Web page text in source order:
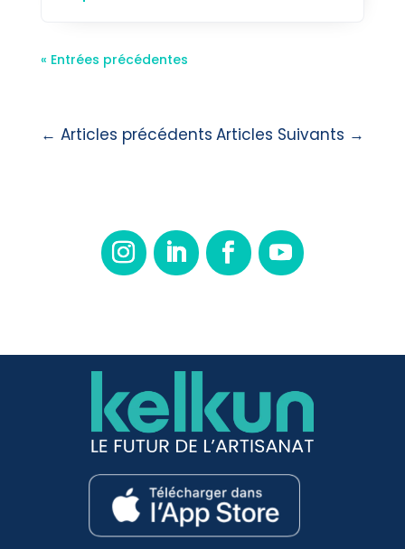
« Entrées précédentes
← Articles précédents Articles Suivants →